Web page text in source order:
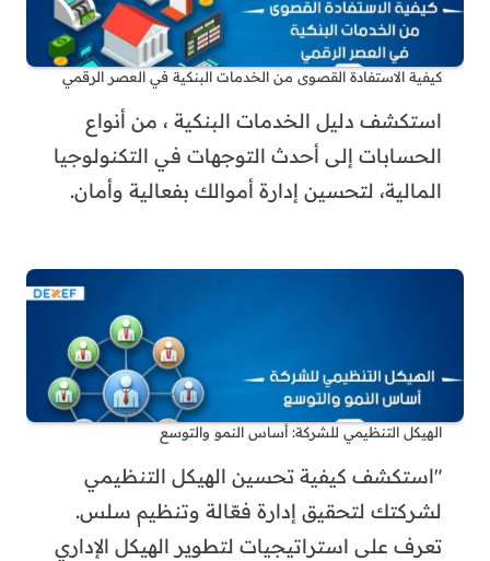
كيفية الاستفادة القصوى من الخدمات البنكية في العصر الرقمي
استكشف دليل الخدمات البنكية ، من أنواع
الحسابات إلى أحدث التوجهات في التكنولوجيا
المالية، لتحسين إدارة أموالك بفعالية وأمان.
الهيكل التنظيمي للشركة: أساس النمو والتوسع
"استكشف كيفية تحسين الهيكل التنظيمي
لشركتك لتحقيق إدارة فعّالة وتنظيم سلس.
تعرف على استراتيجيات لتطوير الهيكل الإداري